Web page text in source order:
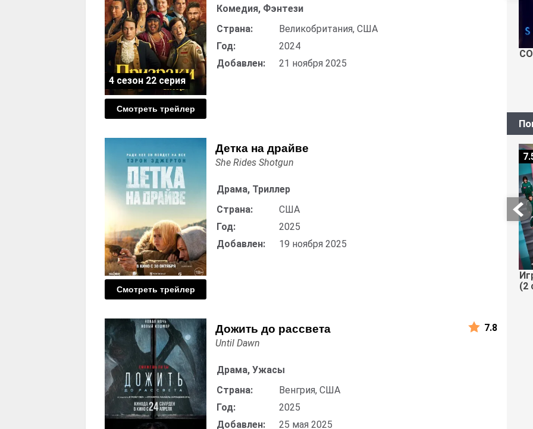
Смотреть трейлер
Комедия, Фэнтези
Страна:
Великобритания, США
Год:
2024
Добавлен:
21 ноября 2025
4 сезон 22 серия
Детка на драйве
Смотреть трейлер
She Rides Shotgun
Драма, Триллер
Страна:
США
Год:
2025
Добавлен:
19 ноября 2025
Дожить до рассвета
Until Dawn
Драма, Ужасы
Страна:
Венгрия, США
Год:
2025
Добавлен:
25 мая 2025
7.8
(2